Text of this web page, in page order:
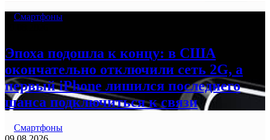
Смартфоны
Эпоха подошла к концу: в США
окончательно отключили сеть 2G, а
первый iPhone лишился последнего
шанса подключиться к связи
Смартфоны